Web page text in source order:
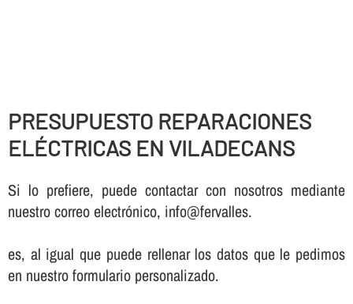
PRESUPUESTO REPARACIONES
ELÉCTRICAS EN VILADECANS
Si lo prefiere, puede contactar con nosotros mediante
nuestro correo electrónico, info@fervalles.
es, al igual que puede rellenar los datos que le pedimos
en nuestro formulario personalizado.